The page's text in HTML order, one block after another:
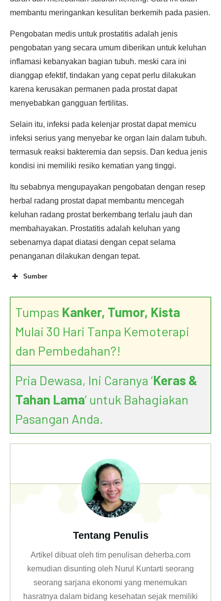
membantu meringankan kesulitan berkemih pada pasien.
Pengobatan medis untuk prostatitis adalah jenis
pengobatan yang secara umum diberikan untuk keluhan
inflamasi kebanyakan bagian tubuh. meski cara ini
dianggap efektif, tindakan yang cepat perlu dilakukan
karena kerusakan permanen pada prostat dapat
menyebabkan gangguan fertilitas.
Selain itu, infeksi pada kelenjar prostat dapat memicu
infeksi serius yang menyebar ke organ lain dalam tubuh.
termasuk reaksi bakteremia dan sepsis. Dan kedua jenis
kondisi ini memiliki resiko kematian yang tinggi.
Itu sebabnya mengupayakan pengobatan dengan resep
herbal radang prostat dapat membantu mencegah
keluhan radang prostat berkembang terlalu jauh dan
membahayakan. Prostatitis adalah keluhan yang
sebenarnya dapat diatasi dengan cepat selama
penanganan dilakukan dengan tepat.
Sumber
Noni Juice Benefits and
Tumpas Kanker, Tumor, Kista
Mulai 30 Hari Tanpa Kemoterapi
dan Pembedahan?!
Pria Dewasa, Ini Caranya ‘Keras &
Tahan Lama’ untuk Bahagiakan
Pasangan Anda.
Tentang Penulis
Artikel dibuat oleh tim penulisan deherba.com
kemudian disunting oleh Nurul Kuntarti seorang
seorang sarjana ekonomi yang menemukan
hasratnya dalam bidang kesehatan sejak memiliki